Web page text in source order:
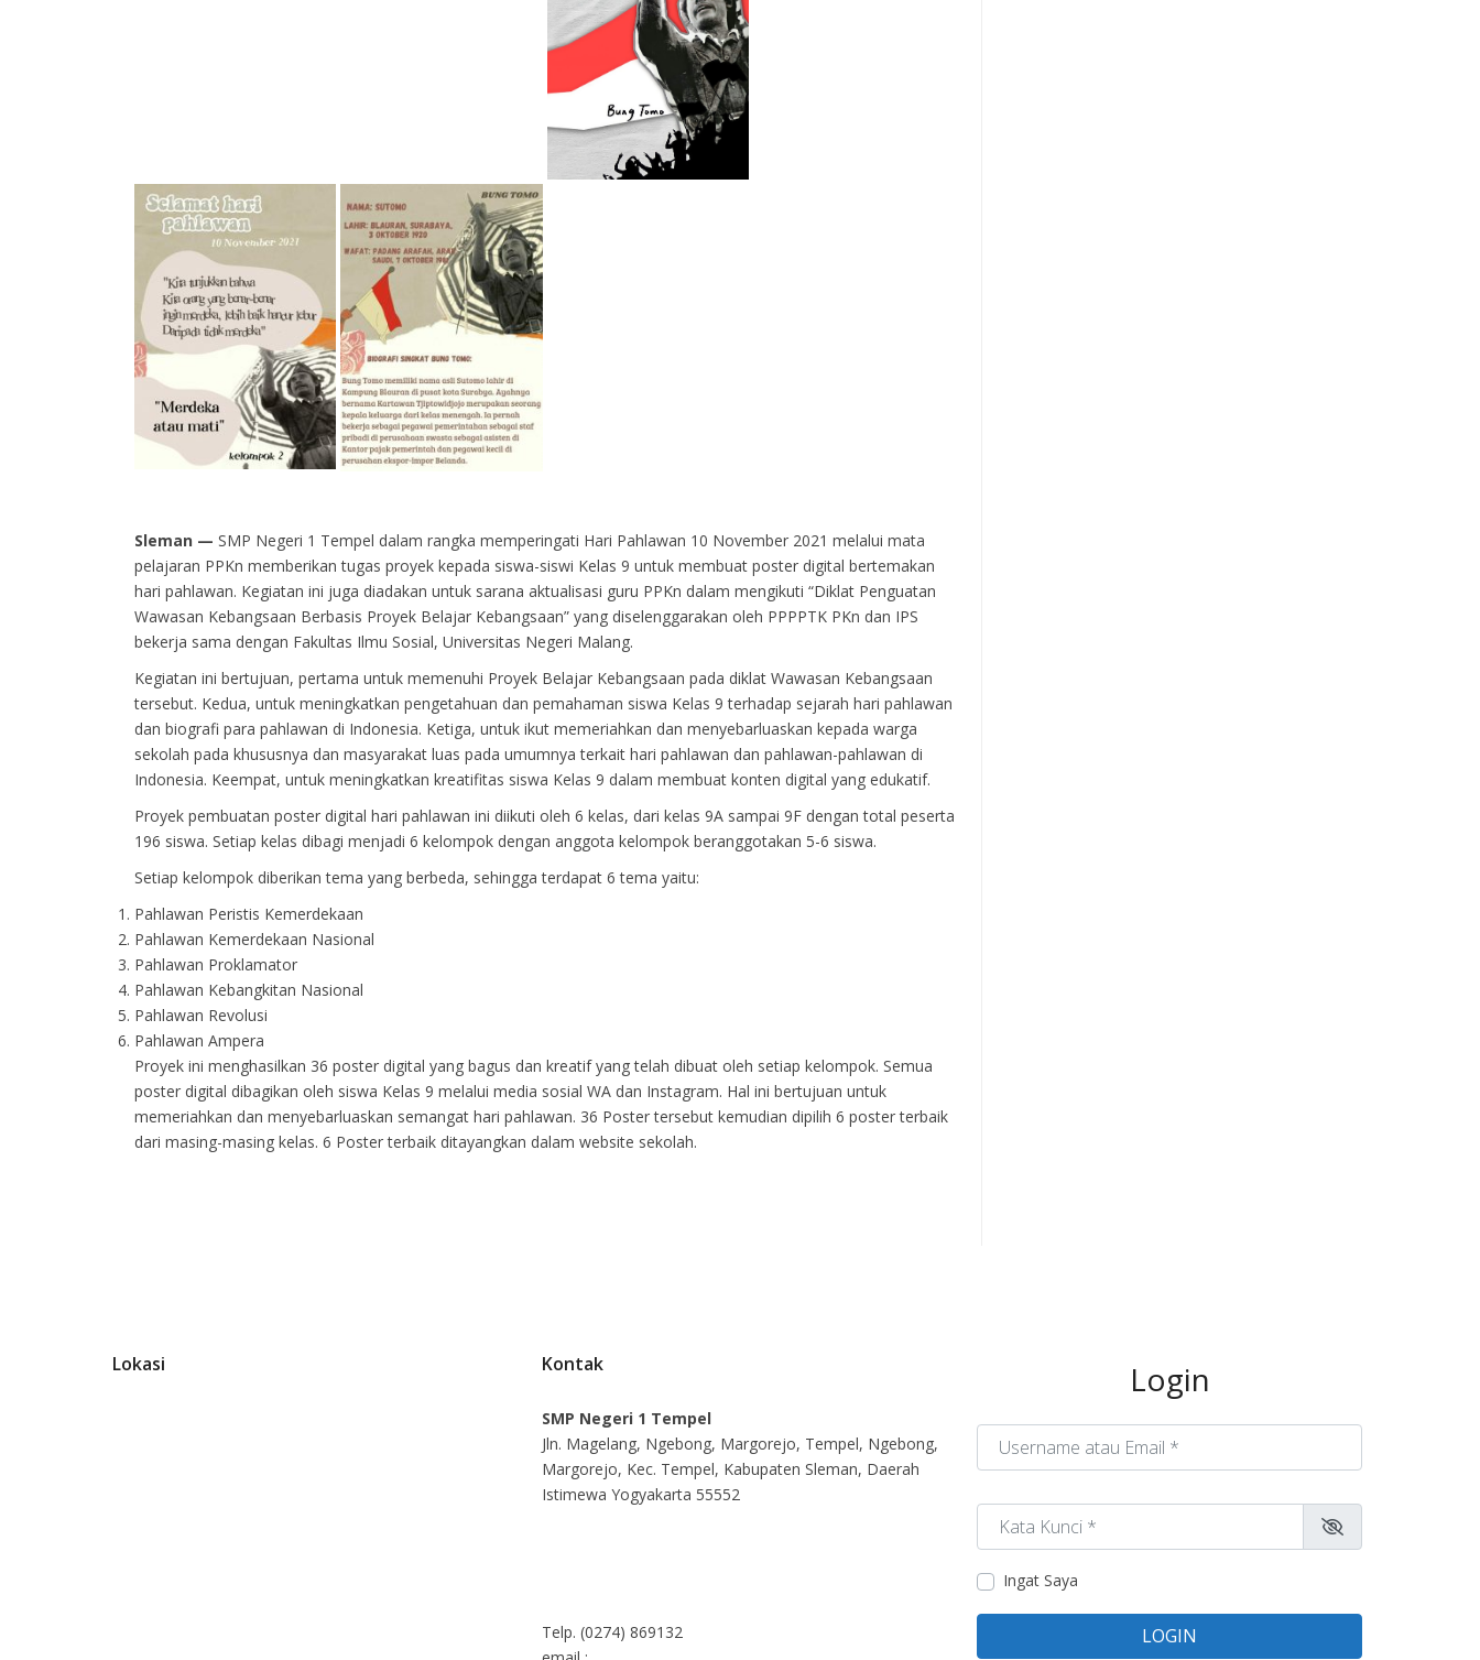
Sleman — SMP Negeri 1 Tempel dalam rangka memperingati Hari Pahlawan 10 November 2021 melalui mata
pelajaran PPKn memberikan tugas proyek kepada siswa-siswi Kelas 9 untuk membuat poster digital bertemakan
hari pahlawan. Kegiatan ini juga diadakan untuk sarana aktualisasi guru PPKn dalam mengikuti “Diklat Penguatan
Wawasan Kebangsaan Berbasis Proyek Belajar Kebangsaan” yang diselenggarakan oleh PPPPTK PKn dan IPS
bekerja sama dengan Fakultas Ilmu Sosial, Universitas Negeri Malang.
Kegiatan ini bertujuan, pertama untuk memenuhi Proyek Belajar Kebangsaan pada diklat Wawasan Kebangsaan
tersebut. Kedua, untuk meningkatkan pengetahuan dan pemahaman siswa Kelas 9 terhadap sejarah hari pahlawan
dan biografi para pahlawan di Indonesia. Ketiga, untuk ikut memeriahkan dan menyebarluaskan kepada warga
sekolah pada khususnya dan masyarakat luas pada umumnya terkait hari pahlawan dan pahlawan-pahlawan di
Indonesia. Keempat, untuk meningkatkan kreatifitas siswa Kelas 9 dalam membuat konten digital yang edukatif.
Proyek pembuatan poster digital hari pahlawan ini diikuti oleh 6 kelas, dari kelas 9A sampai 9F dengan total peserta
196 siswa. Setiap kelas dibagi menjadi 6 kelompok dengan anggota kelompok beranggotakan 5-6 siswa.
Setiap kelompok diberikan tema yang berbeda, sehingga terdapat 6 tema yaitu:
Pahlawan Peristis Kemerdekaan
Pahlawan Kemerdekaan Nasional
Pahlawan Proklamator
Pahlawan Kebangkitan Nasional
Pahlawan Revolusi
Pahlawan Ampera
Proyek ini menghasilkan 36 poster digital yang bagus dan kreatif yang telah dibuat oleh setiap kelompok. Semua
poster digital dibagikan oleh siswa Kelas 9 melalui media sosial WA dan Instagram. Hal ini bertujuan untuk
memeriahkan dan menyebarluaskan semangat hari pahlawan. 36 Poster tersebut kemudian dipilih 6 poster terbaik
dari masing-masing kelas. 6 Poster terbaik ditayangkan dalam website sekolah.
Lokasi Kontak
SMP Negeri 1 Tempel
Jln. Magelang, Ngebong, Margorejo, Tempel, Ngebong,
Margorejo, Kec. Tempel, Kabupaten Sleman, Daerah
Istimewa Yogyakarta 55552
Telp. (0274) 869132
Login
Username atau Email*
Kata Kunci
Ingat Saya
LOGIN